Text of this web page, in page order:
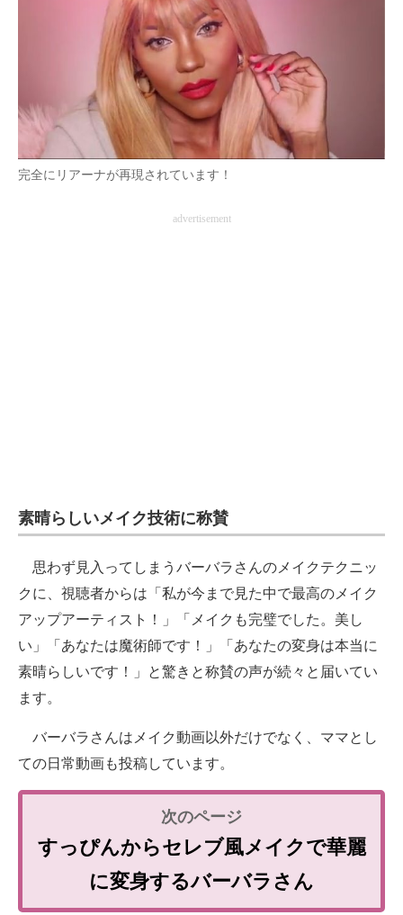
完全にリアーナが再現されています！
advertisement
素晴らしいメイク技術に称賛
思わず見入ってしまうバーバラさんのメイクテクニッ
クに、視聴者からは「私が今まで見た中で最高のメイク
アップアーティスト！」「メイクも完璧でした。美し
い」「あなたは魔術師です！」「あなたの変身は本当に
素晴らしいです！」と驚きと称賛の声が続々と届いてい
ます。
バーバラさんはメイク動画以外だけでなく、ママとし
ての日常動画も投稿しています。
すっぴんからセレブ風メイクで華麗
に変身するバーバラさん